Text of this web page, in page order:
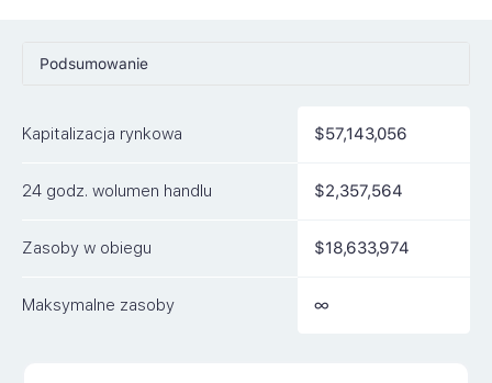
Podsumowanie
Artykuły
Kapitalizacja rynkowa $57,143,056
24 godz. wolumen handlu $2,357,564
Zasoby w obiegu $18,633,974
Maksymalne zasoby ∞